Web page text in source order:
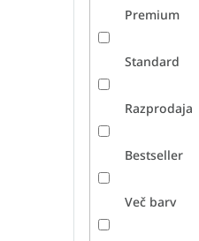
Premium
Standard
Razprodaja
Bestseller
Več barv